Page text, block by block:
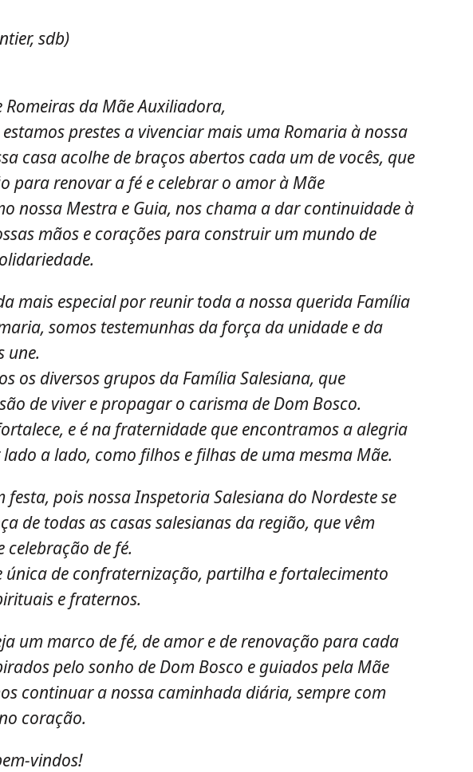
sdb)
Romeiras da Mãe Auxiliadora,
prestes a vivenciar mais uma Romaria à nossa
casa acolhe de braços abertos cada um de vocês, que
para renovar a fé e celebrar o amor à Mãe
nossa Mestra e Guia, nos chama a dar continuidade à
mãos e corações para construir um mundo de
mais especial por reunir toda a nossa querida Família
somos testemunhas da força da unidade e da
une.
os diversos grupos da Família Salesiana, que
de viver e propagar o carisma de Dom Bosco.
e é na fraternidade que encontramos a alegria
a lado, como filhos e filhas de uma mesma Mãe.
festa, pois nossa Inspetoria Salesiana do Nordeste se
de todas as casas salesianas da região, que vêm
celebração de fé.
única de confraternização, partilha e fortalecimento
e fraternos.
um marco de fé, de amor e de renovação para cada
pelo sonho de Dom Bosco e guiados pela Mãe
continuar a nossa caminhada diária, sempre com
coração.
vindos!